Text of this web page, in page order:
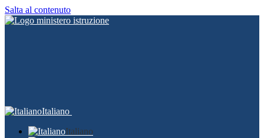
Salta al contenuto
Italiano
Italiano